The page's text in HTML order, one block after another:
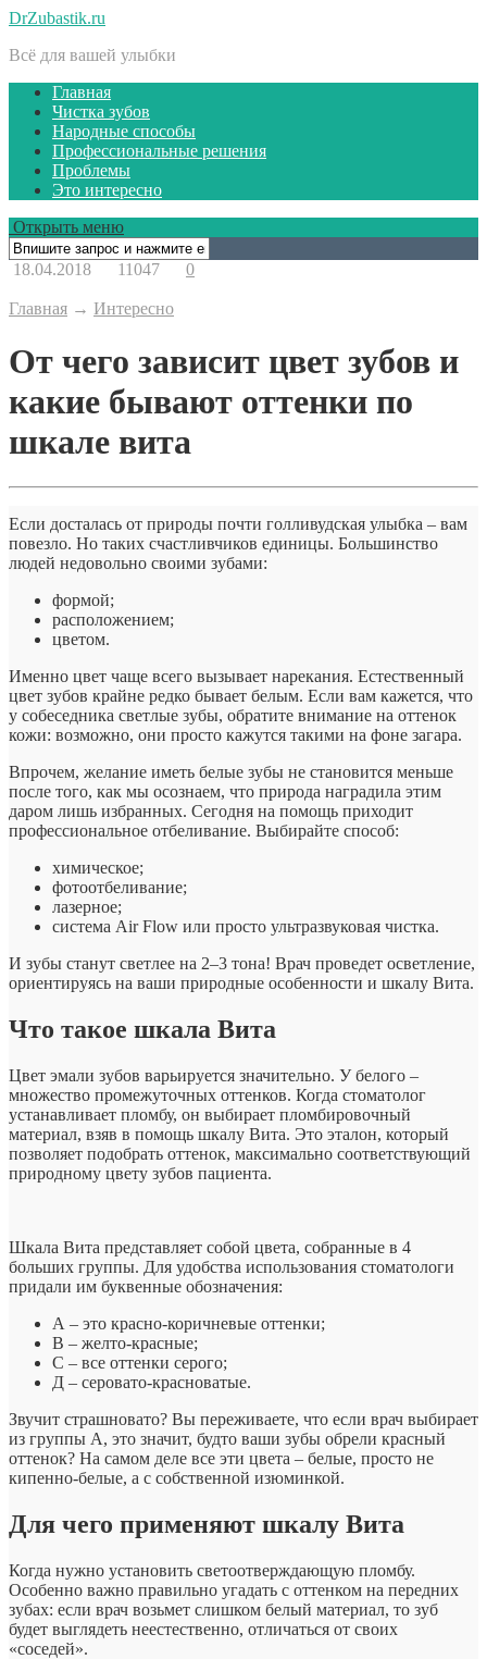
DrZubastik.ru
Всё для вашей улыбки
Главная
Чистка зубов
Народные способы
Профессиональные решения
Проблемы
Это интересно
Открыть меню
18.04.2018 11047 0
Главная → Интересно
От чего зависит цвет зубов и
какие бывают оттенки по
шкале вита
Если досталась от природы почти голливудская улыбка – вам
повезло. Но таких счастливчиков единицы. Большинство
людей недовольно своими зубами:
формой;
расположением;
цветом.
Именно цвет чаще всего вызывает нарекания. Естественный
цвет зубов крайне редко бывает белым. Если вам кажется, что
у собеседника светлые зубы, обратите внимание на оттенок
кожи: возможно, они просто кажутся такими на фоне загара.
Впрочем, желание иметь белые зубы не становится меньше
после того, как мы осознаем, что природа наградила этим
даром лишь избранных. Сегодня на помощь приходит
профессиональное отбеливание. Выбирайте способ:
химическое;
фотоотбеливание;
лазерное;
система Air Flow или просто ультразвуковая чистка.
И зубы станут светлее на 2–3 тона! Врач проведет осветление,
ориентируясь на ваши природные особенности и шкалу Вита.
Что такое шкала Вита
Цвет эмали зубов варьируется значительно. У белого –
множество промежуточных оттенков. Когда стоматолог
устанавливает пломбу, он выбирает пломбировочный
материал, взяв в помощь шкалу Вита. Это эталон, который
позволяет подобрать оттенок, максимально соответствующий
природному цвету зубов пациента.
Шкала Вита представляет собой цвета, собранные в 4
больших группы. Для удобства использования стоматологи
придали им буквенные обозначения:
А – это красно-коричневые оттенки;
В – желто-красные;
С – все оттенки серого;
Д – серовато-красноватые.
Звучит страшновато? Вы переживаете, что если врач выбирает
из группы А, это значит, будто ваши зубы обрели красный
оттенок? На самом деле все эти цвета – белые, просто не
кипенно-белые, а с собственной изюминкой.
Для чего применяют шкалу Вита
Когда нужно установить светоотверждающую пломбу.
Особенно важно правильно угадать с оттенком на передних
зубах: если врач возьмет слишком белый материал, то зуб
будет выглядеть неестественно, отличаться от своих
«соседей».